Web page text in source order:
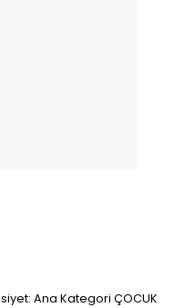
Ana Kategori ÇOCUK